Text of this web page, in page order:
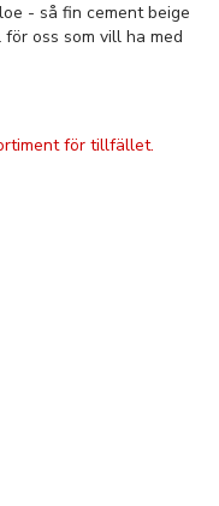
- så fin cement beige
oss som vill ha med
för tillfället.